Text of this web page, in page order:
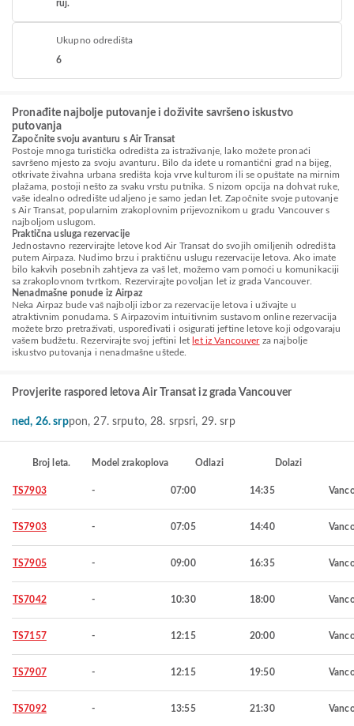
ruj.
Ukupno odredišta
6
Pronađite najbolje putovanje i doživite savršeno iskustvo
putovanja
Započnite svoju avanturu s Air Transat
Postoje mnoga turistička odredišta za istraživanje, lako možete pronaći
savršeno mjesto za svoju avanturu. Bilo da idete u romantični grad na bijeg,
otkrivate živahna urbana središta koja vrve kulturom ili se opuštate na mirnim
plažama, postoji nešto za svaku vrstu putnika. S nizom opcija na dohvat ruke,
vaše idealno odredište udaljeno je samo jedan let. Započnite svoje putovanje
s Air Transat, popularnim zrakoplovnim prijevoznikom u gradu Vancouver s
najboljom uslugom.
Praktična usluga rezervacije
Jednostavno rezervirajte letove kod Air Transat do svojih omiljenih odredišta
putem Airpaza. Nudimo brzu i praktičnu uslugu rezervacije letova. Ako imate
bilo kakvih posebnih zahtjeva za vaš let, možemo vam pomoći u komunikaciji
sa zrakoplovnom tvrtkom. Rezervirajte povoljan let iz grada Vancouver.
Nenadmašne ponude iz Airpaz
Neka Airpaz bude vaš najbolji izbor za rezervacije letova i uživajte u
atraktivnim ponudama. S Airpazovim intuitivnim sustavom online rezervacija
možete brzo pretraživati, uspoređivati i osigurati jeftine letove koji odgovaraju
vašem budžetu. Rezervirajte svoj jeftini let let iz Vancouverza najbolje
iskustvo putovanja i nenadmašne uštede.
Provjerite raspored letova Air Transat iz grada Vancouver
ned, 26. srppon, 27. srputo, 28. srpsri, 29. srp
Broj leta. Model zrakoplova Odlazi Dolazi
TS7903 - 07:00 14:35
TS7903 - 07:05 14:40
TS7905 - 09:00 16:35
TS7042 - 10:30 18:00
TS7157 - 12:15 20:00
TS7907 - 12:15 19:50
TS7092 - 13:55 21:30